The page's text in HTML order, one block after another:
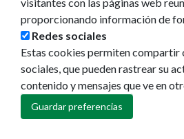
31001 - Pamplona
948 420 100
pamplona@pamplona.es
Footer
menu
Aviso legal
Política de cookies
Política de privacidad
Accesibilidad
proporcionando información de
Redes sociales
Estas cookies permiten compartir
sociales, que pueden rastrear su
contenido y mensajes que ve en
Guardar preferencias